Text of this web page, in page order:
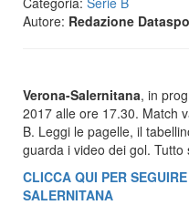
Autore: Redazione
Verona-Salernitana, in
2017 alle ore 17.30. Match
B. Leggi le pagelle, il
guarda i video dei gol. Tutto
CLICCA QUI PER
SALERNITANA